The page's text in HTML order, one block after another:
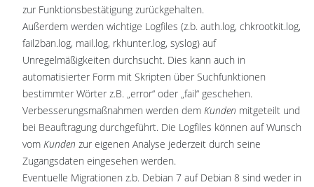
zur Funktionsbestätigung zurückgehalten.
Außerdem werden wichtige Logfiles (z.b. auth.log, chkrootkit.log,
fail2ban.log, mail.log, rkhunter.log, syslog) auf
Unregelmäßigkeiten durchsucht. Dies kann auch in
automatisierter Form mit Skripten über Suchfunktionen
bestimmter Wörter z.B. „error“ oder „fail“ geschehen.
Verbesserungsmaßnahmen werden dem Kunden mitgeteilt und
bei Beauftragung durchgeführt. Die Logfiles können auf Wunsch
vom Kunden zur eigenen Analyse jederzeit durch seine
Zugangsdaten eingesehen werden.
Eventuelle Migrationen z.b. Debian 7 auf Debian 8 sind weder in